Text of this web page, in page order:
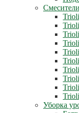
Уборка